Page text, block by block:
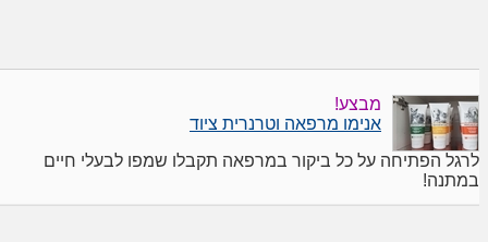
מבצע!
אנימו מרפאה וטרנרית ציוד
לרגל הפתיחה על כל ביקור במרפאה תקבלו שמפו לבעלי חיים
במתנה!